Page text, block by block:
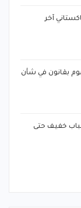
آخر
بقانون في شأن
خفيف حتى